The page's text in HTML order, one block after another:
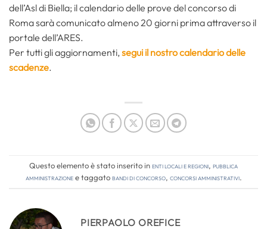
dell’Asl di Biella; il calendario delle prove del concorso di
Roma sarà comunicato almeno 20 giorni prima attraverso il
portale dell’ARES.
Per tutti gli aggiornamenti, segui il nostro calendario delle
scadenze.
Questo elemento è stato inserito inEnti locali e regioni, Pubblica
amministrazionee taggatobandi di concorso, concorsi amministrativi.
PIERPAOLO OREFICE